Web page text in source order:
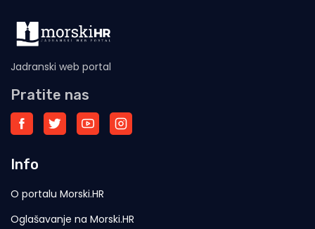
Jadranski web portal
Pratite nas
Info
O portalu Morski.HR
Oglašavanje na Morski.HR